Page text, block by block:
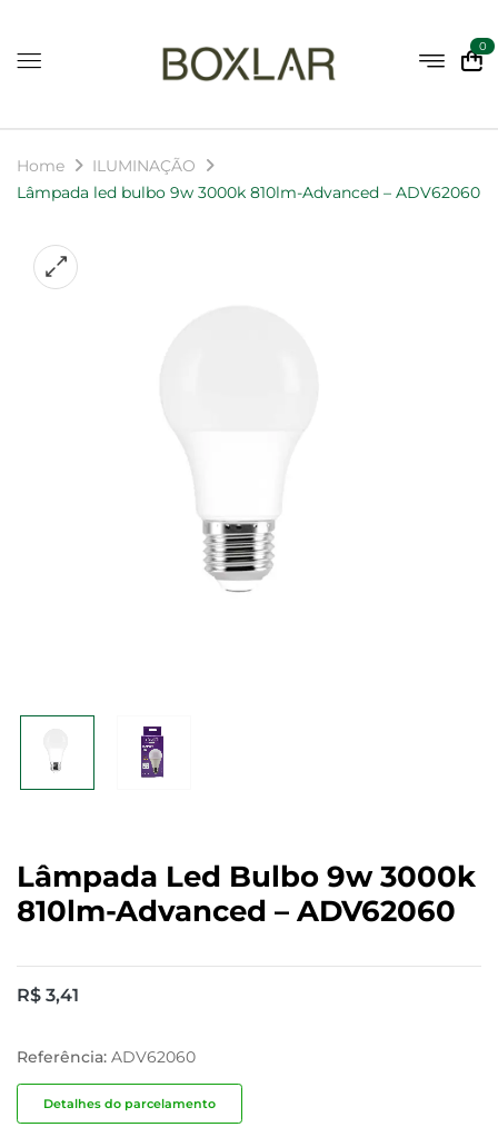
0
Home
ILUMINAÇÃO
Lâmpada led bulbo 9w 3000k 810lm-Advanced – ADV62060
Lâmpada Led Bulbo 9w 3000k
810lm-Advanced – ADV62060
R$ 3,41
Referência: ADV62060
Detalhes do parcelamento